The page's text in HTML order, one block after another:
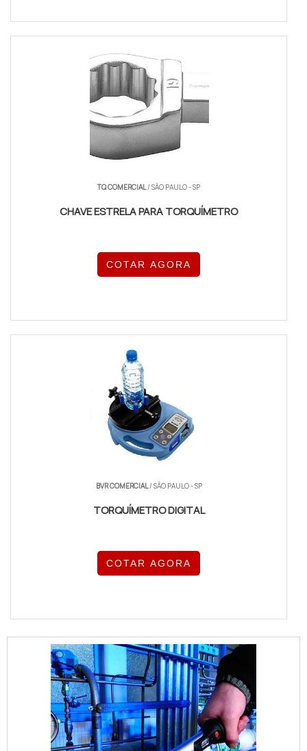
TQ COMERCIAL/ SÃO PAULO - SP
CHAVE ESTRELA PARA TORQUÍMETRO
COTAR AGORA
BVR COMERCIAL/ SÃO PAULO - SP
TORQUÍMETRO DIGITAL
COTAR AGORA